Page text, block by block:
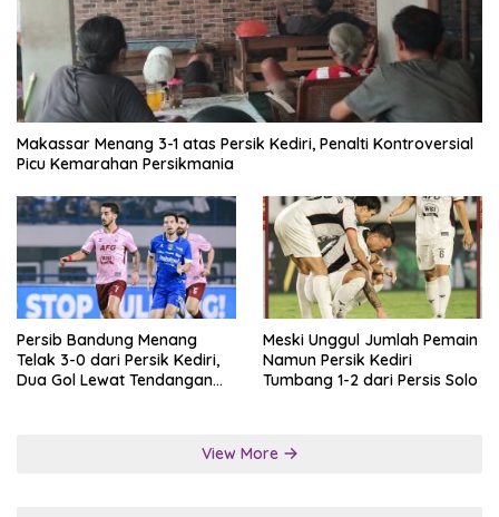
Makassar Menang 3-1 atas Persik Kediri, Penalti Kontroversial
Picu Kemarahan Persikmania
Persib Bandung Menang
Telak 3-0 dari Persik Kediri,
Dua Gol Lewat Tendangan
Meski Unggul Jumlah Pemain
Namun Persik Kediri
Tumbang 1-2 dari Persis Solo
View More